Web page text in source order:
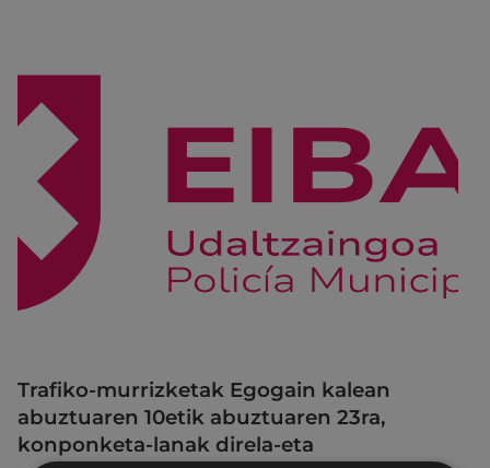
Trafiko-murrizketak Egogain kalean
abuztuaren 10etik abuztuaren 23ra,
konponketa-lanak direla-eta